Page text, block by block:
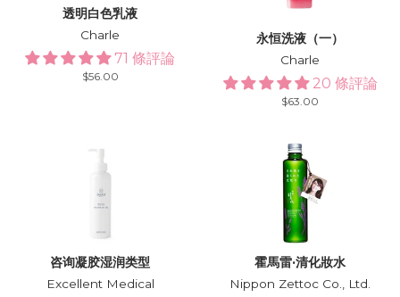
透明白色乳液
Charle
71 條評論
Regular
$56.00
永恒洗液（一）
Charle
20 條評論
Regular
$63.00
咨询凝胶湿润类型
Excellent Medical
霍馬雷·清化妝水
Nippon Zettoc Co., Ltd.